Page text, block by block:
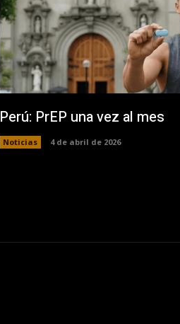
Perú: PrEP una vez al mes
Noticias 4 de abril de 2026